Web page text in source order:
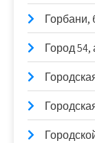
Горбани,
Город